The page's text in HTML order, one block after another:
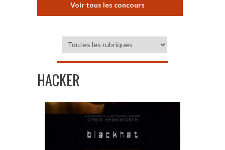
Voir tous les concours
HACKER